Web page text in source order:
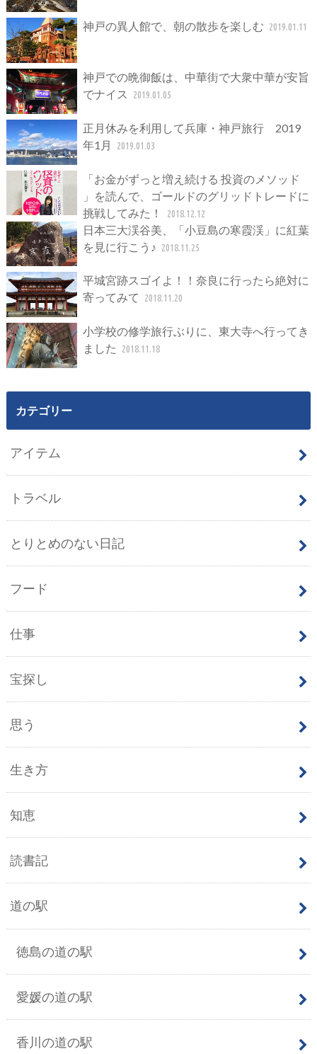
神戸の異人館で、朝の散歩を楽しむ 2019.01.11
神戸での晩御飯は、中華街で大衆中華が安旨
でナイス
2019.01.05
正月休みを利用して兵庫・神戸旅行 2019
年1月
2019.01.03
「お金がずっと増え続ける 投資のメソッド
」を読んで、ゴールドのグリッドトレードに
挑戦してみた！
2018.12.12
日本三大渓谷美、「小豆島の寒霞渓」に紅葉
を見に行こう♪ 2018.11.25
平城宮跡スゴイよ！！奈良に行ったら絶対に
寄ってみて
2018.11.20
小学校の修学旅行ぶりに、東大寺へ行ってき
ました
2018.11.18
カテゴリー
アイテム
トラベル
とりとめのない日記
フード
仕事
宝探し
思う
生き方
知恵
読書記
道の駅
徳島の道の駅
愛媛の道の駅
香川の道の駅